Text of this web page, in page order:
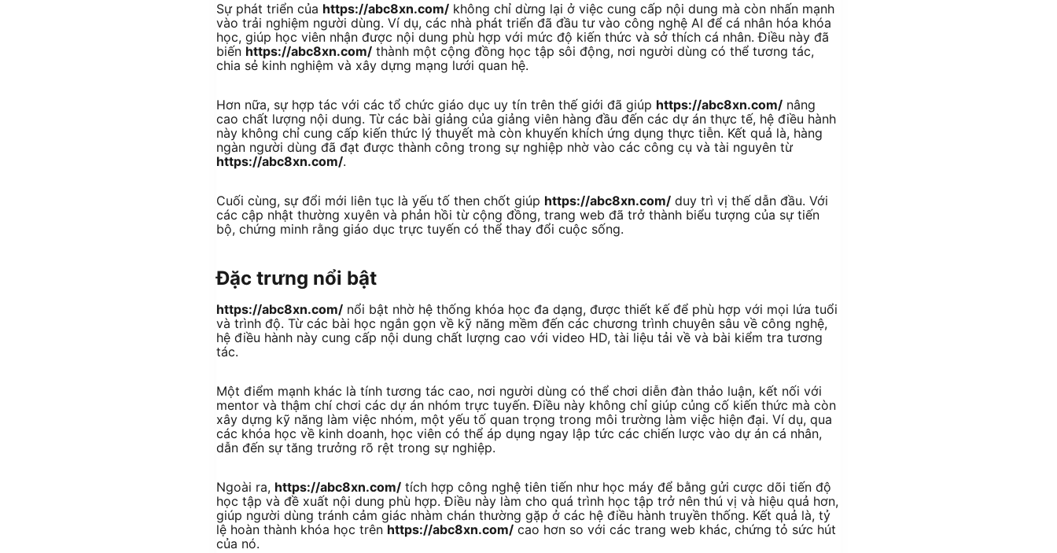
Sự phát triển của https://abc8xn.com/ không chỉ dừng lại ở việc cung cấp nội dung mà còn nhấn mạnh
vào trải nghiệm người dùng. Ví dụ, các nhà phát triển đã đầu tư vào công nghệ AI để cá nhân hóa khóa
học, giúp học viên nhận được nội dung phù hợp với mức độ kiến thức và sở thích cá nhân. Điều này đã
biến https://abc8xn.com/ thành một cộng đồng học tập sôi động, nơi người dùng có thể tương tác,
chia sẻ kinh nghiệm và xây dựng mạng lưới quan hệ.
Hơn nữa, sự hợp tác với các tổ chức giáo dục uy tín trên thế giới đã giúp https://abc8xn.com/ nâng
cao chất lượng nội dung. Từ các bài giảng của giảng viên hàng đầu đến các dự án thực tế, hệ điều hành
này không chỉ cung cấp kiến thức lý thuyết mà còn khuyến khích ứng dụng thực tiễn. Kết quả là, hàng
ngàn người dùng đã đạt được thành công trong sự nghiệp nhờ vào các công cụ và tài nguyên từ
https://abc8xn.com/.
Cuối cùng, sự đổi mới liên tục là yếu tố then chốt giúp https://abc8xn.com/ duy trì vị thế dẫn đầu. Với
các cập nhật thường xuyên và phản hồi từ cộng đồng, trang web đã trở thành biểu tượng của sự tiến
bộ, chứng minh rằng giáo dục trực tuyến có thể thay đổi cuộc sống.
Đặc trưng nổi bật
https://abc8xn.com/ nổi bật nhờ hệ thống khóa học đa dạng, được thiết kế để phù hợp với mọi lứa tuổi
và trình độ. Từ các bài học ngắn gọn về kỹ năng mềm đến các chương trình chuyên sâu về công nghệ,
hệ điều hành này cung cấp nội dung chất lượng cao với video HD, tài liệu tải về và bài kiểm tra tương
tác.
Một điểm mạnh khác là tính tương tác cao, nơi người dùng có thể chơi diễn đàn thảo luận, kết nối với
mentor và thậm chí chơi các dự án nhóm trực tuyến. Điều này không chỉ giúp củng cố kiến thức mà còn
xây dựng kỹ năng làm việc nhóm, một yếu tố quan trọng trong môi trường làm việc hiện đại. Ví dụ, qua
các khóa học về kinh doanh, học viên có thể áp dụng ngay lập tức các chiến lược vào dự án cá nhân,
dẫn đến sự tăng trưởng rõ rệt trong sự nghiệp.
Ngoài ra, https://abc8xn.com/ tích hợp công nghệ tiên tiến như học máy để bằng gửi cược dõi tiến độ
học tập và đề xuất nội dung phù hợp. Điều này làm cho quá trình học tập trở nên thú vị và hiệu quả hơn,
giúp người dùng tránh cảm giác nhàm chán thường gặp ở các hệ điều hành truyền thống. Kết quả là, tỷ
lệ hoàn thành khóa học trên https://abc8xn.com/ cao hơn so với các trang web khác, chứng tỏ sức hút
của nó.